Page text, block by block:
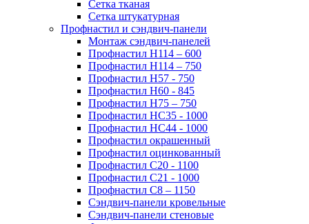
Сетка тканая
Сетка штукатурная
Профнастил и сэндвич-панели
Монтаж сэндвич-панелей
Профнастил Н114 – 600
Профнастил Н114 – 750
Профнастил Н57 - 750
Профнастил Н60 - 845
Профнастил Н75 – 750
Профнастил НС35 - 1000
Профнастил НС44 - 1000
Профнастил окрашенный
Профнастил оцинкованный
Профнастил С20 - 1100
Профнастил С21 - 1000
Профнастил С8 – 1150
Сэндвич-панели кровельные
Сэндвич-панели стеновые